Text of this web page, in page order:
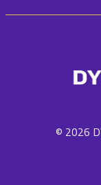
© 2026